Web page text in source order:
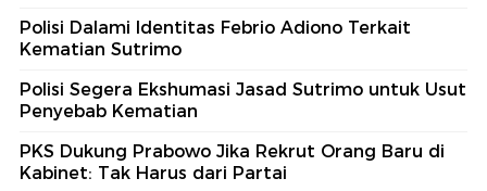
Polisi Dalami Identitas Febrio Adiono Terkait
Kematian Sutrimo
Polisi Segera Ekshumasi Jasad Sutrimo untuk Usut
Penyebab Kematian
PKS Dukung Prabowo Jika Rekrut Orang Baru di
Kabinet: Tak Harus dari Partai